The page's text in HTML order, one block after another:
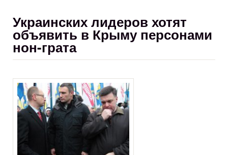
Украинских лидеров хотят
объявить в Крыму персонами
нон-грата